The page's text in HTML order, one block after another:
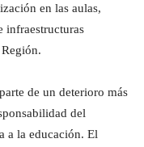
en las aulas,
infraestructuras
de un deterioro más
del
a la educación. El